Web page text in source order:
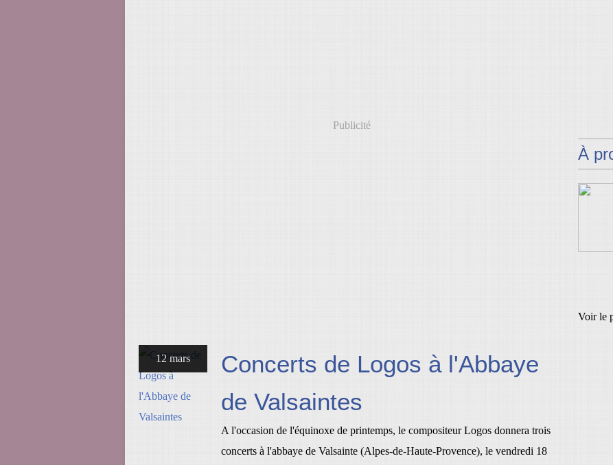
Publicité
12 mars
Concerts de Logos à l'Abbaye
de Valsaintes
A l'occasion de l'équinoxe de printemps, le compositeur Logos donnera trois
concerts à l'abbaye de Valsainte (Alpes-de-Haute-Provence), le vendredi 18
À
Voir le